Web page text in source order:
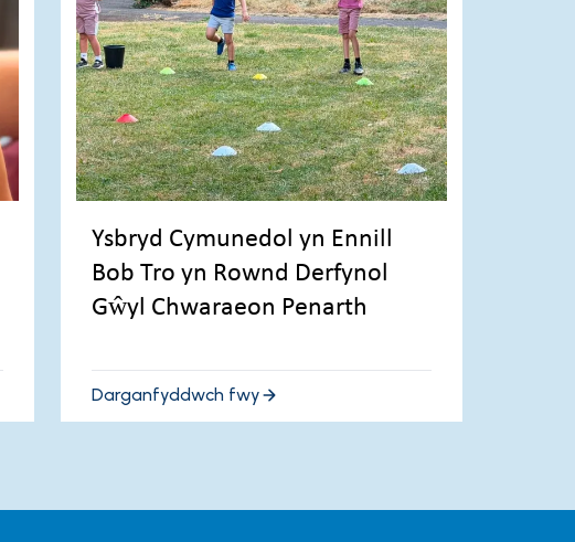
Ysbryd Cymunedol yn Ennill
Bob Tro yn Rownd Derfynol
Gŵyl Chwaraeon Penarth
Darganfyddwch fwy